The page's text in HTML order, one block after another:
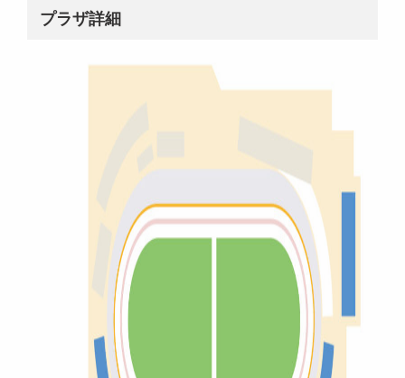
プラザ詳細